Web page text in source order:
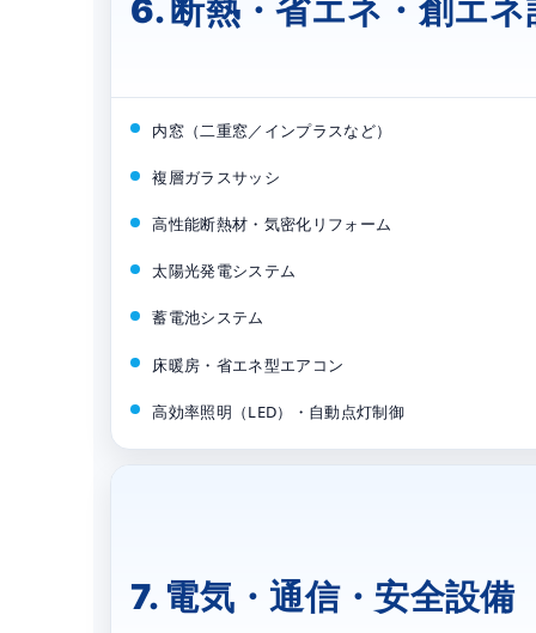
6. 断熱・省エネ・創エネ
内窓（二重窓／インプラスなど）
複層ガラスサッシ
高性能断熱材・気密化リフォーム
太陽光発電システム
蓄電池システム
床暖房・省エネ型エアコン
高効率照明（LED）・自動点灯制御
7. 電気・通信・安全設備